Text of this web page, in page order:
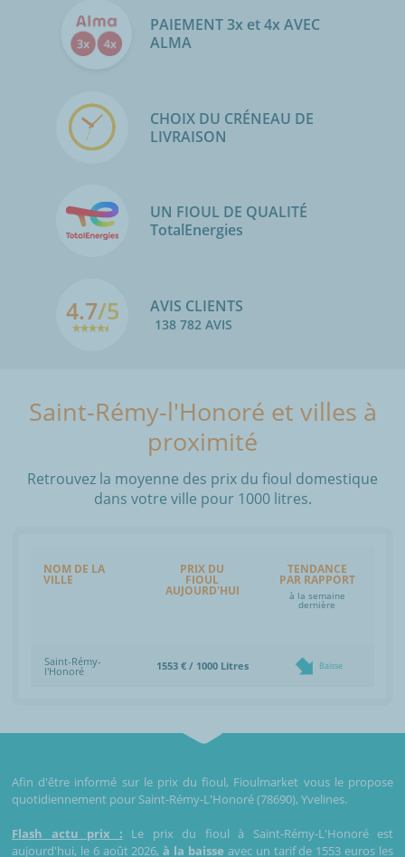
PAIEMENT 3x et 4x AVEC
ALMA
CHOIX DU CRÉNEAU DE
LIVRAISON
UN FIOUL DE QUALITÉ
TotalEnergies
4.7/5 AVIS CLIENTS
138 782 AVIS
Saint-Rémy-l'Honoré et villes à
proximité
Retrouvez la moyenne des prix du fioul domestique
dans votre ville pour 1000 litres.
NOM DE LA
VILLE
PRIX DU
FIOUL
AUJOURD'HUI
TENDANCE
PAR RAPPORT
à la semaine
dernière
Saint-Rémy-
l'Honoré 1553 € / 1000 Litres Baisse
Afin d'être informé sur le prix du fioul, Fioulmarket vous le propose
quotidiennement pour Saint-Rémy-L'Honoré (78690), Yvelines.
Flash actu prix : Le prix du fioul à Saint-Rémy-L'Honoré est
aujourd'hui, le 6 août 2026,à la baisse avec un tarif de 1553 euros les